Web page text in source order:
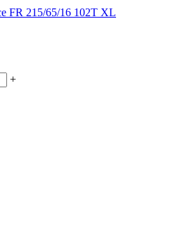
FR 215/65/16 102T XL
+